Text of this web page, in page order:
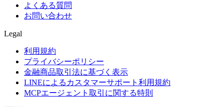
よくある質問
お問い合わせ
Legal
利用規約
プライバシーポリシー
金融商品取引法に基づく表示
LINEによるカスタマーサポート利用規約
MCPエージェント取引に関する特則